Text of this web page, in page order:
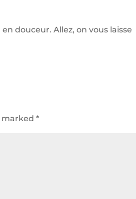
douceur. Allez, on vous laisse
marked*